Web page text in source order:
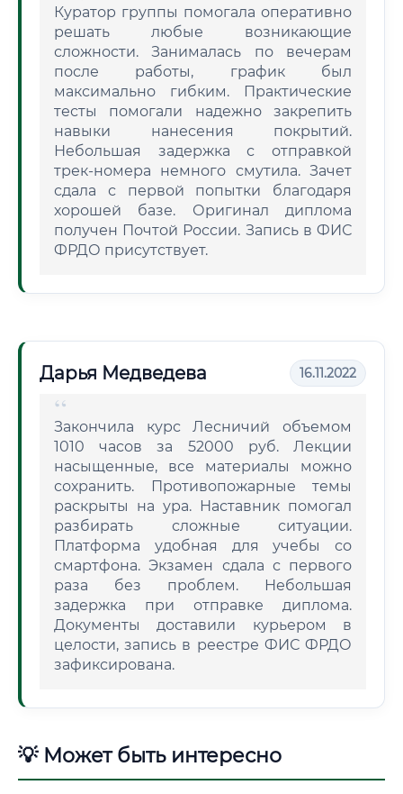
Куратор группы помогала оперативно
решать любые возникающие
сложности. Занималась по вечерам
после работы, график был
максимально гибким. Практические
тесты помогали надежно закрепить
навыки нанесения покрытий.
Небольшая задержка с отправкой
трек-номера немного смутила. Зачет
сдала с первой попытки благодаря
хорошей базе. Оригинал диплома
получен Почтой России. Запись в ФИС
ФРДО присутствует.
Дарья Медведева 16.11.2022
Закончила курс Лесничий объемом
1010 часов за 52000 руб. Лекции
насыщенные, все материалы можно
сохранить. Противопожарные темы
раскрыты на ура. Наставник помогал
разбирать сложные ситуации.
Платформа удобная для учебы со
смартфона. Экзамен сдала с первого
раза без проблем. Небольшая
задержка при отправке диплома.
Документы доставили курьером в
целости, запись в реестре ФИС ФРДО
зафиксирована.
💡 Может быть интересно